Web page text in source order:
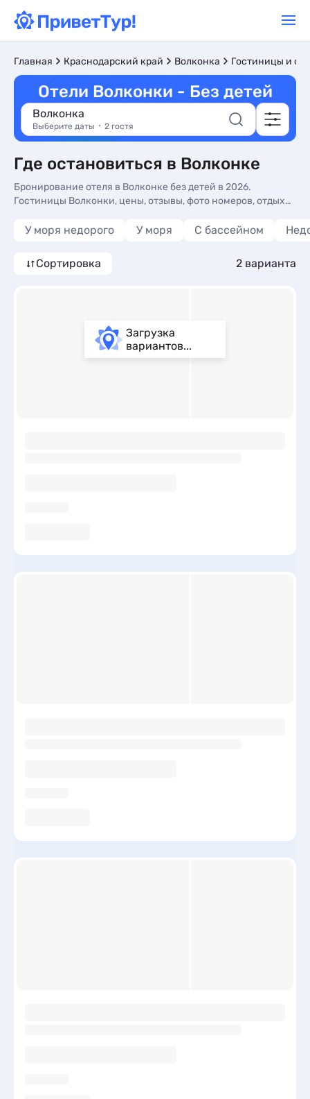
Главная Краснодарский край Волконка Гостиницы и
Отели Волконки - Без детей
Волконка
Выберите даты 2 гостя
Где остановиться в Волконке
Бронирование отеля в Волконке без детей в 2026.
Гостиницы Волконки, цены, отзывы, фото номеров, отдых
У моря недорого У моря С бассейном
Сортировка 2 варианта
Загрузка
вариантов...